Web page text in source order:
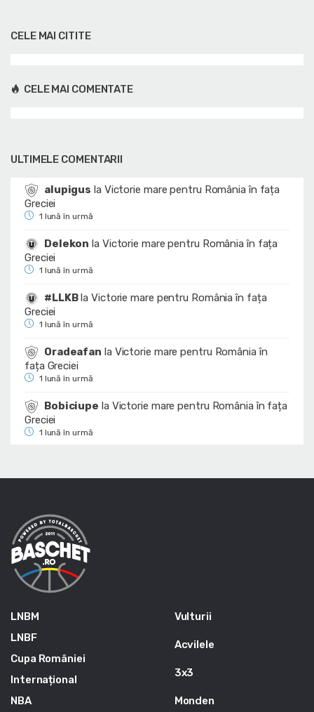
CELE MAI CITITE
CELE MAI COMENTATE
ULTIMELE COMENTARII
alupigus la Victorie mare pentru România în fața
Greciei
1 lună în urmă
Delekon la Victorie mare pentru România în fața
Greciei
1 lună în urmă
#LLKBlaVictorie mare pentru România în fața
Greciei
1 lună în urmă
Oradeafan la Victorie mare pentru România în
fața Greciei
1 lună în urmă
Bobiciupe la Victorie mare pentru România în fața
Greciei
1 lună în urmă
LNBM
LNBF
Cupa României
Internațional
NBA
Vulturii
Acvilele
3x3
Monden